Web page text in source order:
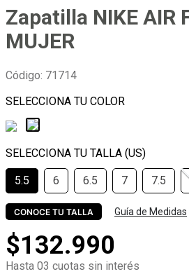
Zapatilla NIKE AIR
MUJER
Código: 71714
5.5 6 6.5 7 7.5
CONOCE TU TALLA Guía de Medidas
$132.990
Hasta 03 cuotas sin interés